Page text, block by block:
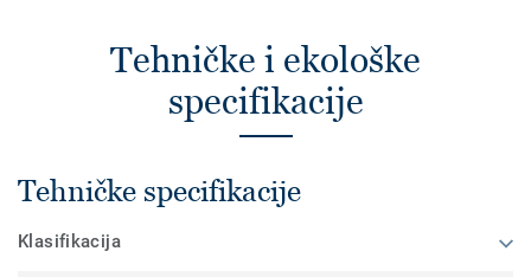
Tehničke i ekološke
specifikacije
Tehničke specifikacije
Klasifikacija